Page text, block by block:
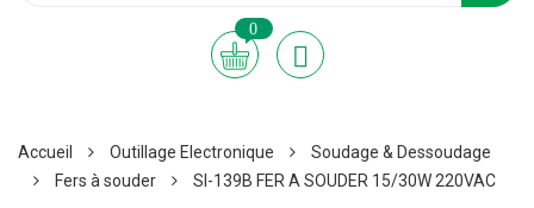
0
Accueil Outillage Electronique
Soudage & Dessoudage
Fers à souder
SI-139B FER A SOUDER 15/30W 220VAC